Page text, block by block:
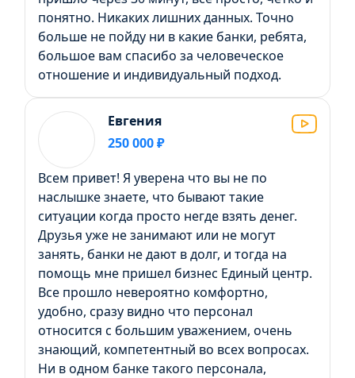
понятно. Никаких лишних данных. Точно
больше не пойду ни в какие банки, ребята,
большое вам спасибо за человеческое
отношение и индивидуальный подход.
Евгения
250 000 ₽
Всем привет! Я уверена что вы не по
наслышке знаете, что бывают такие
ситуации когда просто негде взять денег.
Друзья уже не занимают или не могут
занять, банки не дают в долг, и тогда на
помощь мне пришел бизнес Единый центр.
Все прошло невероятно комфортно,
удобно, сразу видно что персонал
относится с большим уважением, очень
знающий, компетентный во всех вопросах.
Ни в одном банке такого персонала,